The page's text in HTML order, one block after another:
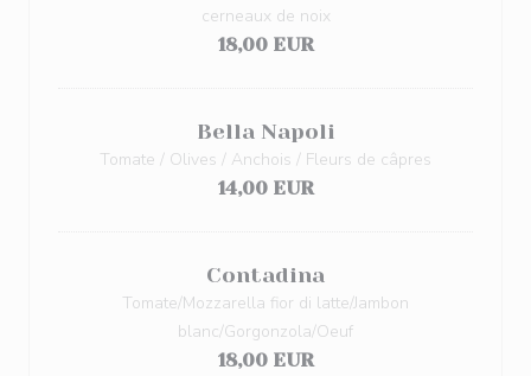
cerneaux de noix
18,00 EUR
Bella Napoli
Tomate / Olives / Anchois / Fleurs de câpres
14,00 EUR
Contadina
Tomate/Mozzarella fior di latte/Jambon
blanc/Gorgonzola/Oeuf
18,00 EUR